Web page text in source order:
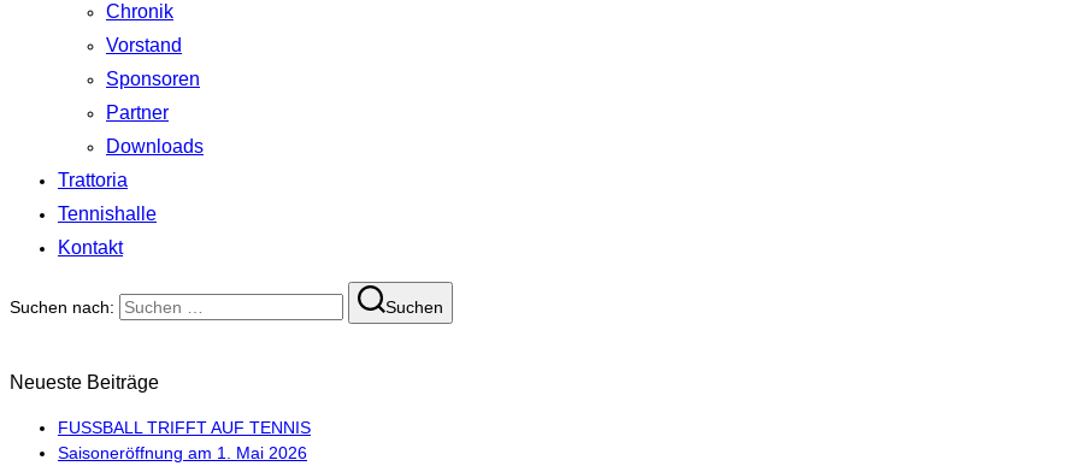
Chronik
Vorstand
Sponsoren
Partner
Downloads
Trattoria
Tennishalle
Kontakt
Suchen nach: Suchen
Neueste Beiträge
FUSSBALL TRIFFT AUF TENNIS
Saisoneröffnung am 1. Mai 2026